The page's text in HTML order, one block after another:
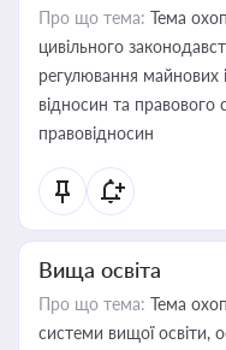
Про що тема: Тема
цивільного
регулювання майнових
відносин та правового
правовідносин
Вища освіта
Про що тема: Тема
системи вищої освіти,